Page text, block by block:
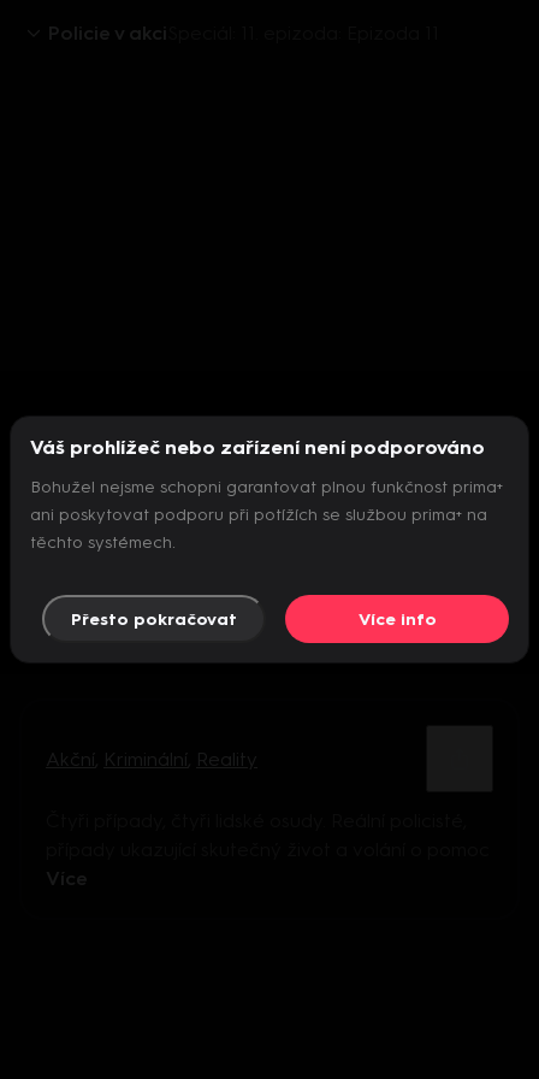
Policie v akci
Nepodařilo se inicializovat přehrávač
Akční Kriminální Reality
Více
Váš prohlížeč nebo zařízení není podporováno
Bohužel nejsme schopni garantovat plnou funkčnost prima+
ani poskytovat podporu při potížích se službou prima+ na
těchto systémech.
Přesto pokračovat Více info